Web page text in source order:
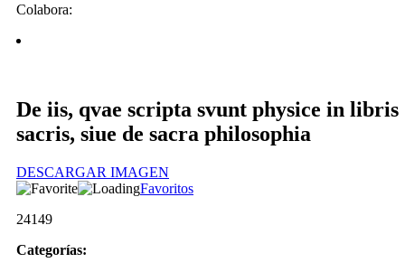
Colabora:
De iis, qvae scripta svunt physice in libris
sacris, siue de sacra philosophia
DESCARGAR IMAGEN
Favoritos
24149
Categorías: